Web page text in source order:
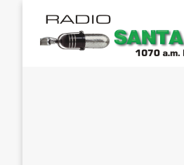
contenido